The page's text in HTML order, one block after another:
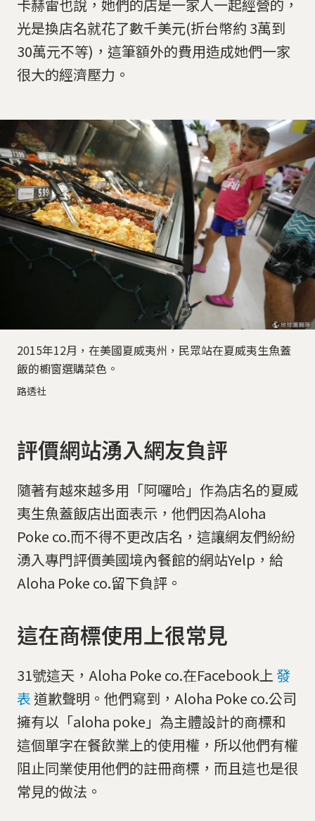
卡赫雷也說，她們的店是一家人一起經營的，
光是換店名就花了數千美元(折台幣約 3萬到
30萬元不等)，這筆額外的費用造成她們一家
很大的經濟壓力。
2015年12月，在美國夏威夷州，民眾站在夏威夷生魚蓋
飯的櫥窗選購菜色。
路透社
評價網站湧入網友負評
隨著有越來越多用「阿囉哈」作為店名的夏威
夷生魚蓋飯店出面表示，他們因為Aloha
Poke co.而不得不更改店名，這讓網友們紛紛
湧入專門評價美國境內餐館的網站Yelp，給
Aloha Poke co.留下負評。
這在商標使用上很常見
31號這天，Aloha Poke co.在Facebook上 發
表道歉聲明。他們寫到，Aloha Poke co.公司
擁有以「aloha poke」為主體設計的商標和
這個單字在餐飲業上的使用權，所以他們有權
阻止同業使用他們的註冊商標，而且這也是很
常見的做法。